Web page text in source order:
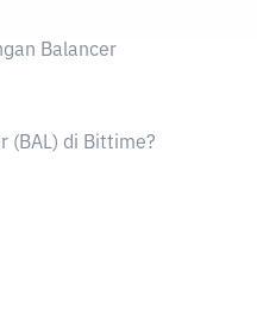
Balancer
(BAL) di Bittime?